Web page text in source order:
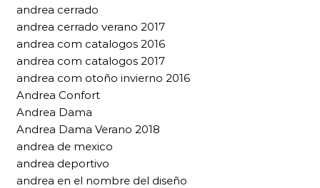
andrea cerrado
andrea cerrado verano 2017
andrea com catalogos 2016
andrea com catalogos 2017
andrea com otoño invierno 2016
Andrea Confort
Andrea Dama
Andrea Dama Verano 2018
andrea de mexico
andrea deportivo
andrea en el nombre del diseño